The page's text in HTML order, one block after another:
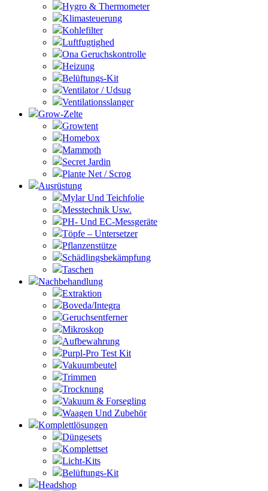
Hygro & Thermometer
Klimasteuerung
Kohlefilter
Luftfugtighed
Ona Geruchskontrolle
Heizung
Belüftungs-Kit
Ventilator / Udsug
Ventilationsslanger
Grow-Zelte
Growtent
Homebox
Mammoth
Secret Jardin
Plante Net / Scrog
Ausrüstung
Mylar Und Teichfolie
Messtechnik Usw.
PH- Und EC-Messgeräte
Töpfe – Untersetzer
Pflanzenstütze
Schädlingsbekämpfung
Taschen
Nachbehandlung
Extraktion
Boveda/Integra
Geruchsentferner
Mikroskop
Aufbewahrung
Purpl-Pro Test Kit
Vakuumbeutel
Trimmen
Trocknung
Vakuum & Forsegling
Waagen Und Zubehör
Komplettlösungen
Düngesets
Komplettset
Licht-Kits
Belüftungs-Kit
Headshop